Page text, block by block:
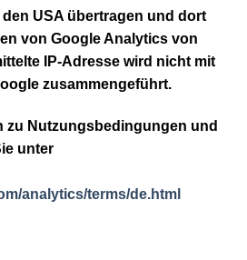
USA übertragen und dort
von Google Analytics von
IP-Adresse wird nicht mit
zusammengeführt.
zu Nutzungsbedingungen und
unter
analytics/terms/de.html